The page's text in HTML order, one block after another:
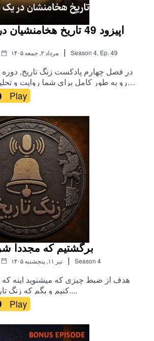
۱۴۰۵ مرداد ۲, جمعه | Season 4, Ep.49
در فصل چهارم پادکست زنگ تاریخ, دوره
رو به طور کامل برای شما روایت و
تعدادی از شما دوستان درخواست
خلاصه ای از این دوره در قالب یک اپیزود
اپیزود صرفا جنبه یاداوری
هخامنشیان رو داره و شما رو از بیشتر
تاریخ این دوره بی نیاز نمیکنه. بنابراین
قسمت, حتما فصل چهارم رو از ابتدا
تدوین و اجرا:: میلاد نصرتیلینک کانال
|صفحه اینستاگرام زنگ تاریخ | کانال
Play
برگشتیم که مجددا
۱۴۰۵ تیر ۱۱, پنجشنبه | Season 4
هدف از ضبط چیزی که میشنوید اینه که
کنیم و بگم که زنگ تاریخ برگشت....
Play